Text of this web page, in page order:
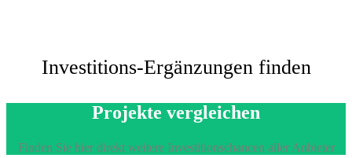
Investitions-Ergänzungen finden
Projekte vergleichen
Finden Sie hier direkt weitere Investitionschancen aller Anbieter